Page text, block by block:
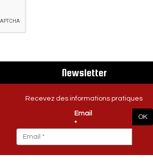
Newsletter
Recevez des informations pratiques
Email
*
OK